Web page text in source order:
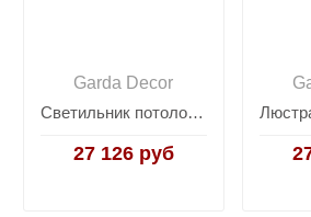
Garda Decor
Светильник потолочный 20MD3330-12
27 126 руб